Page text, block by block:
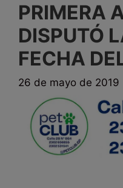
PRIMERA
DISPUTÓ
FECHA
26 de mayo de 2019